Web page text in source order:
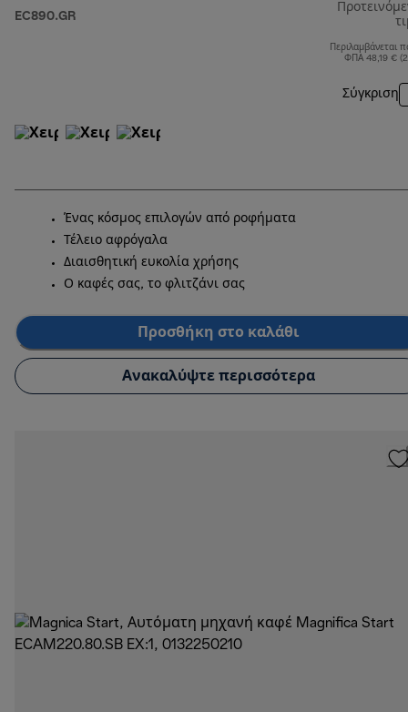
EC890.GR
Περιλαμβάνεται
ΦΠΑ 48,19 €
Σύγκριση
Ένας κόσμος επιλογών από ροφήματα
Τέλειο αφρόγαλα
Διαισθητική ευκολία χρήσης
Ο καφές σας, το φλιτζάνι σας
Προσθήκη στο καλάθι
Ανακαλύψτε περισσότερα